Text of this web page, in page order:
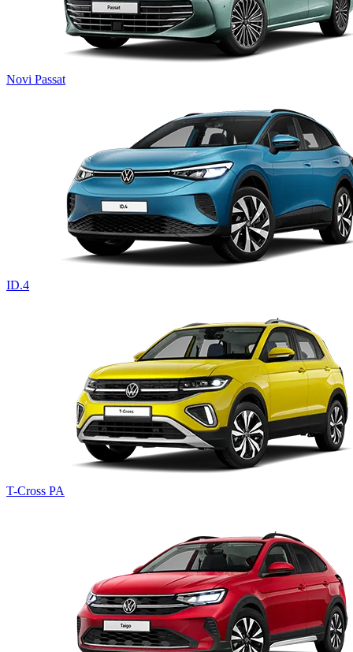
Novi Passat
ID.4
T-Cross PA